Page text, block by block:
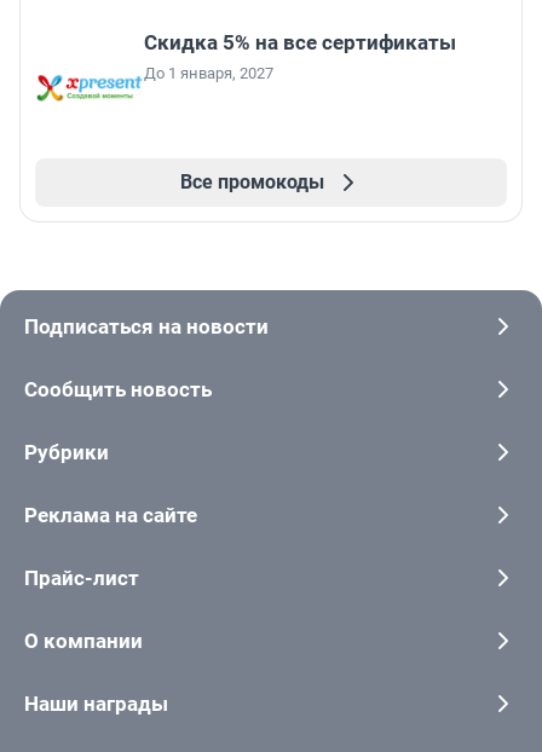
Скидка 5% на все сертификаты
До 1 января, 2027
Все промокоды
Подписаться на новости
Сообщить новость
Рубрики
Реклама на сайте
Прайс-лист
О компании
Наши награды